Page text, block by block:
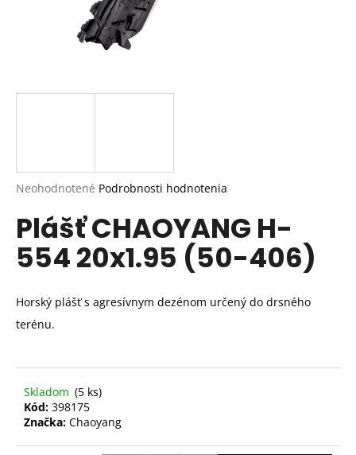
Priemerné
produktu
je
0,0
z
Neohodnotené Podrobnosti hodnotenia
Plášť CHAOYANG H-
554 20x1.95 (50-406)
Horský plášť s agresívnym dezénom určený do drsného
terénu.
Skladom (5 ks)
Kód: 398175
Značka: Chaoyang